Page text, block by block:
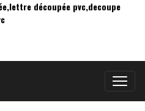
découpée pvc,decoupe